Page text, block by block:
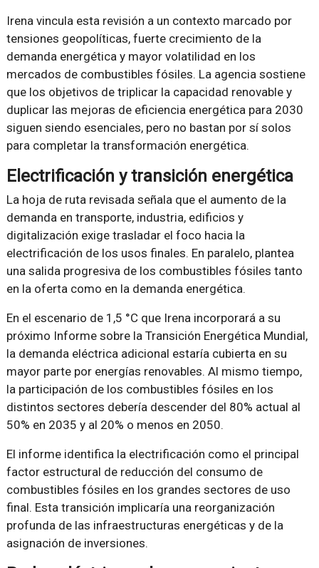
Irena vincula esta revisión a un contexto marcado por
tensiones geopolíticas, fuerte crecimiento de la
demanda energética y mayor volatilidad en los
mercados de combustibles fósiles. La agencia sostiene
que los objetivos de triplicar la capacidad renovable y
duplicar las mejoras de eficiencia energética para 2030
siguen siendo esenciales, pero no bastan por sí solos
para completar la transformación energética.
Electrificación y transición energética
La hoja de ruta revisada señala que el aumento de la
demanda en transporte, industria, edificios y
digitalización exige trasladar el foco hacia la
electrificación de los usos finales. En paralelo, plantea
una salida progresiva de los combustibles fósiles tanto
en la oferta como en la demanda energética.
En el escenario de 1,5 °C que Irena incorporará a su
próximo Informe sobre la Transición Energética Mundial,
la demanda eléctrica adicional estaría cubierta en su
mayor parte por energías renovables. Al mismo tiempo,
la participación de los combustibles fósiles en los
distintos sectores debería descender del 80% actual al
50% en 2035 y al 20% o menos en 2050.
El informe identifica la electrificación como el principal
factor estructural de reducción del consumo de
combustibles fósiles en los grandes sectores de uso
final. Esta transición implicaría una reorganización
profunda de las infraestructuras energéticas y de la
asignación de inversiones.